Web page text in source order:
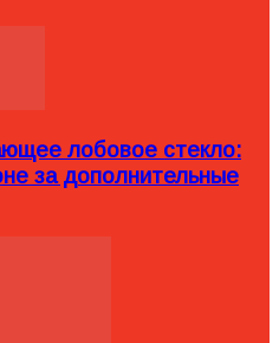
лобовое стекло:
за дополнительные